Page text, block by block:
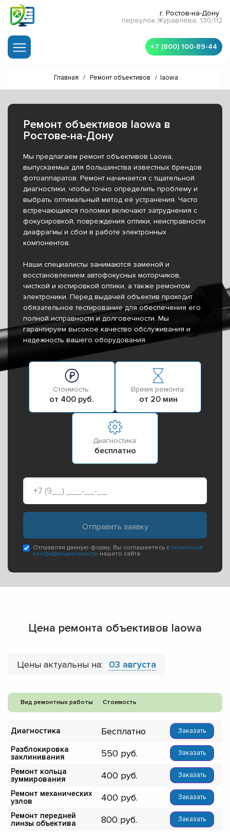
г. Ростов-на-Дону
переулок Журавлёва, 130/112
+7 (800) 100-89-44
Главная / Ремонт объективов / laowa
Ремонт объективов laowa в
Ростове-на-Дону
Мы предлагаем ремонт объективов Laowa,
выпускаемых для большинства известных брендов
фотоаппаратов. Ремонт начинается с тщательной
диагностики, чтобы точно определить проблему и
выбрать оптимальный метод её устранения. Часто
встречающиеся поломки включают затруднения с
фокусировкой, повреждения оптики, неисправности
диафрагмы и сбои в работе электронных
компонентов.
Наши специалисты занимаются заменой и
восстановлением автофокусных моторчиков,
чисткой и юстировкой оптики, а также ремонтом
электроники. Перед выдачей объектив проходит
обязательное тестирование для обеспечения его
полной исправности и долговечности. Мы
гарантируем высокое качество обслуживания и
надежность вашего оборудования.
Стоимость:
от 400 руб.
Время ремонта:
от 20 мин
Диагностика:
бесплатно
Отправляя данную форму, Вы соглашаетесь с политикой
конфиденциальности нашего сайта
Цена ремонта объективов laowa
Цены актуальны на: 03 августа
Вид ремонтных работы Стоимость
Диагностика Бесплатно Заказать
Разблокировка
заклинивания
550 Заказать
Ремонт кольца
зуммирования
400 Заказать
Ремонт механических
узлов
400 Заказать
Ремонт передней
линзы объектива
800 Заказать